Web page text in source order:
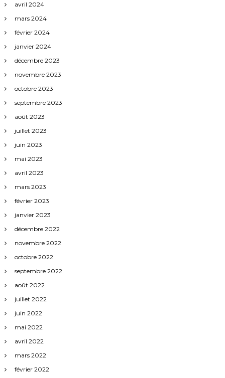
avril 2024
mars 2024
février 2024
janvier 2024
décembre 2023
novembre 2023
octobre 2023
septembre 2023
août 2023
juillet 2023
juin 2023
mai 2023
avril 2023
mars 2023
février 2023
janvier 2023
décembre 2022
novembre 2022
octobre 2022
septembre 2022
août 2022
juillet 2022
juin 2022
mai 2022
avril 2022
mars 2022
février 2022